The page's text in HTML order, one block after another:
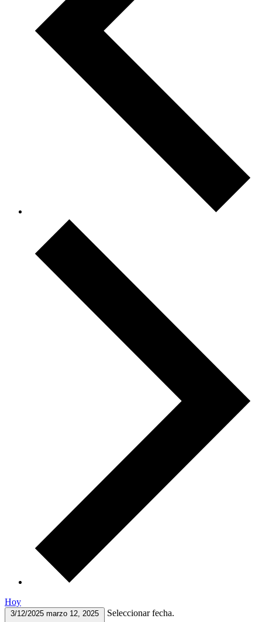
Hoy
3/12/2025 marzo 12, 2025 Seleccionar fecha.